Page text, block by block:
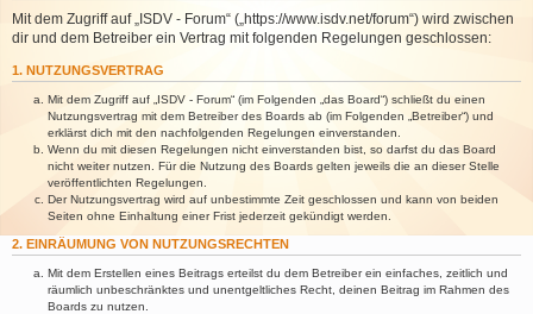
Mit dem Zugriff auf „ISDV - Forum“ („https://www.isdv.net/forum“) wird zwischen
dir und dem Betreiber ein Vertrag mit folgenden Regelungen geschlossen:
1. NUTZUNGSVERTRAG
Mit dem Zugriff auf „ISDV - Forum“ (im Folgenden „das Board“) schließt du einen
Nutzungsvertrag mit dem Betreiber des Boards ab (im Folgenden „Betreiber“) und
erklärst dich mit den nachfolgenden Regelungen einverstanden.
Wenn du mit diesen Regelungen nicht einverstanden bist, so darfst du das Board
nicht weiter nutzen. Für die Nutzung des Boards gelten jeweils die an dieser Stelle
veröffentlichten Regelungen.
Der Nutzungsvertrag wird auf unbestimmte Zeit geschlossen und kann von beiden
Seiten ohne Einhaltung einer Frist jederzeit gekündigt werden.
2. EINRÄUMUNG VON NUTZUNGSRECHTEN
Mit dem Erstellen eines Beitrags erteilst du dem Betreiber ein einfaches, zeitlich und
räumlich unbeschränktes und unentgeltliches Recht, deinen Beitrag im Rahmen des
Boards zu nutzen.